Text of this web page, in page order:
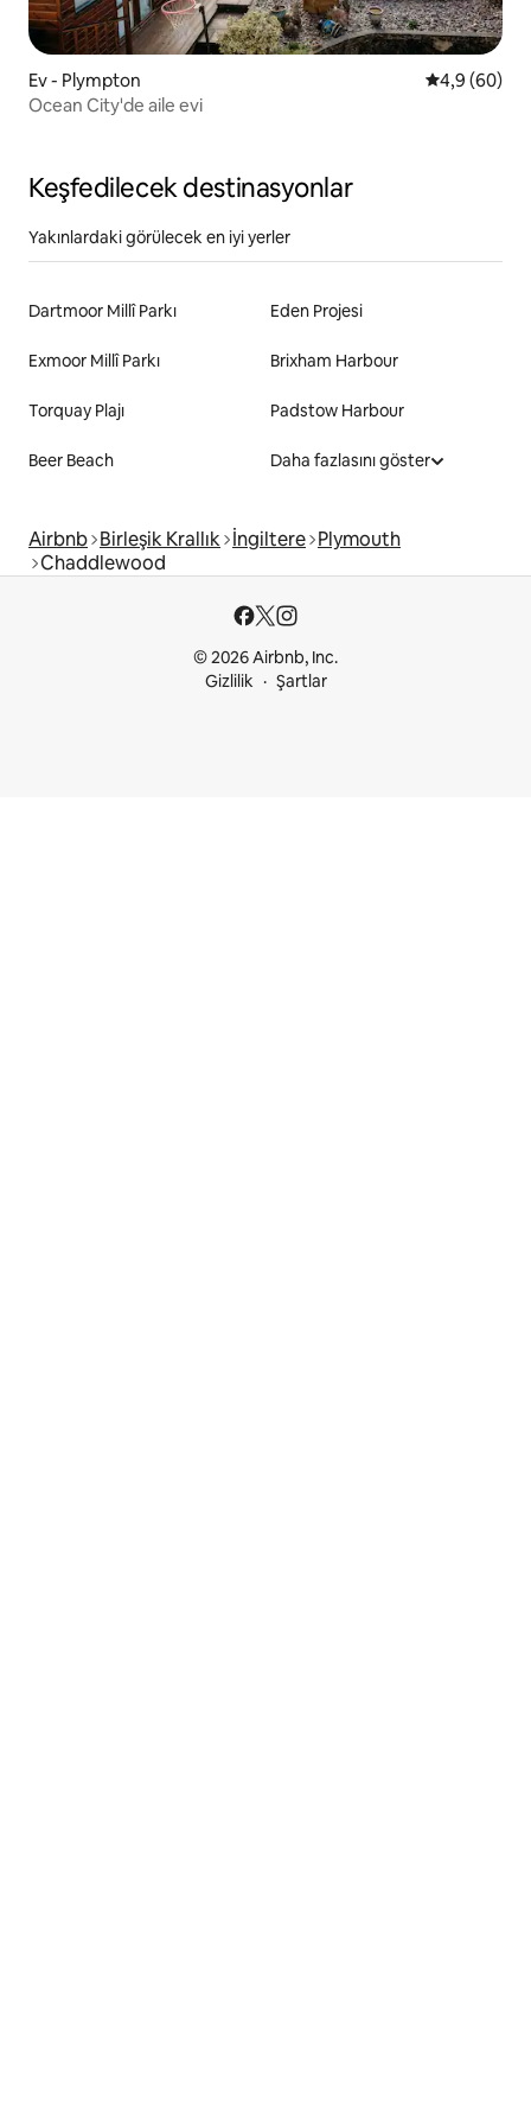
Ev - Plympton 5 üzerinden
4,9 (60)
Ocean City'de aile evi
Keşfedilecek destinasyonlar
Yakınlardaki görülecek en iyi yerler
Dartmoor Millî Parkı Eden Projesi
Exmoor Millî Parkı Brixham Harbour
Torquay Plajı Padstow Harbour
Beer Beach Daha fazlasını göster
Airbnb Birleşik Krallık İngiltere Plymouth
Chaddlewood
© 2026 Airbnb, Inc.
Gizlilik
Şartlar